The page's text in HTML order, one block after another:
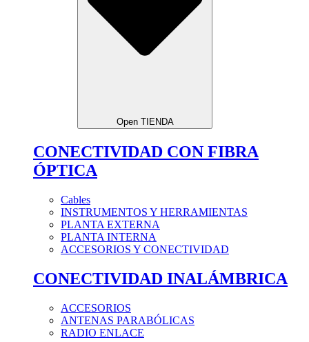
Open TIENDA
CONECTIVIDAD CON FIBRA
ÓPTICA
Cables
INSTRUMENTOS Y HERRAMIENTAS
PLANTA EXTERNA
PLANTA INTERNA
ACCESORIOS Y CONECTIVIDAD
CONECTIVIDAD INALÁMBRICA
ACCESORIOS
ANTENAS PARABÓLICAS
RADIO ENLACE